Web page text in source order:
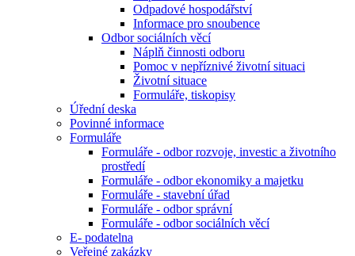
Odpadové hospodářství
Informace pro snoubence
Odbor sociálních věcí
Náplň činnosti odboru
Pomoc v nepříznivé životní situaci
Životní situace
Formuláře, tiskopisy
Úřední deska
Povinné informace
Formuláře
Formuláře - odbor rozvoje, investic a životního
prostředí
Formuláře - odbor ekonomiky a majetku
Formuláře - stavební úřad
Formuláře - odbor správní
Formuláře - odbor sociálních věcí
E- podatelna
Veřejné zakázky